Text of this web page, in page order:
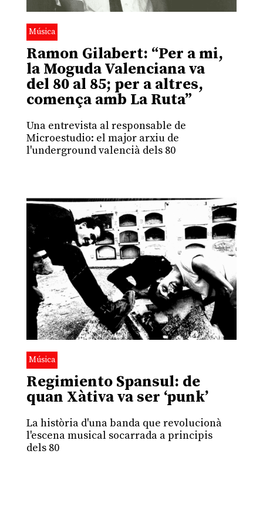
Música
Ramon Gilabert: “Per a mi,
la Moguda Valenciana va
del 80 al 85; per a altres,
comença amb La Ruta”
Una entrevista al responsable de
Microestudio: el major arxiu de
l'underground valencià dels 80
Música
Regimiento Spansul: de
quan Xàtiva va ser ‘punk’
La història d'una banda que revolucionà
l'escena musical socarrada a principis
dels 80